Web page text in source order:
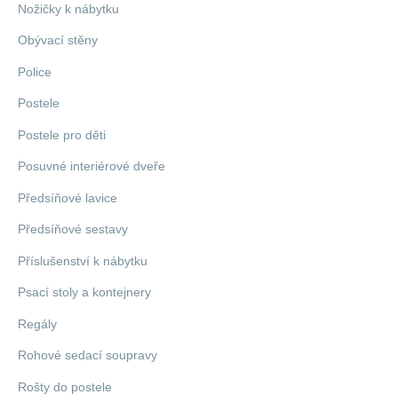
Nožičky k nábytku
Obývací stěny
Police
Postele
Postele pro děti
Posuvné interiérové dveře
Předsíňové lavice
Předsíňové sestavy
Příslušenství k nábytku
Psací stoly a kontejnery
Regály
Rohové sedací soupravy
Rošty do postele